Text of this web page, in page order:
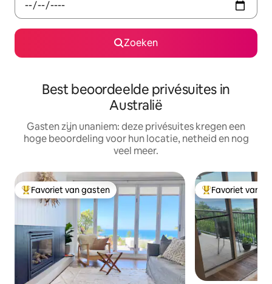
Zoeken
Best beoordeelde privésuites in
Australië
Gasten zijn unaniem: deze privésuites kregen een
hoge beoordeling voor hun locatie, netheid en nog
veel meer.
Topfavoriet van gasten
Favoriet van gasten Topfavoriet van
Favoriet van